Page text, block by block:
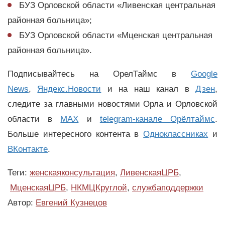
БУЗ Орловской области «Ливенская центральная
районная больница»;
БУЗ Орловской области «Мценская центральная
районная больница».
Подписывайтесь на ОрелТаймс в Google
News, Яндекс.Новости и на наш канал вДзен,
следите за главными новостями Орла и Орловской
области в MAX и telegram-канале Орёлтаймс.
Больше интересного контента вОдноклассниках и
ВКонтакте.
Теги: женскаяконсультация, ЛивенскаяЦРБ,
МценскаяЦРБ, НКМЦКруглой, службаподдержки
Автор: Евгений Кузнецов